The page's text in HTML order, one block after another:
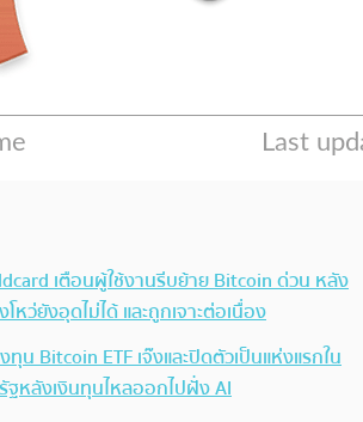
เตือนผู้ใช้งานรีบย้าย Bitcoin ด่วน หลัง
หว่ยังอุดไม่ได้ และถูกเจาะต่อเนื่อง
ทุน Bitcoin ETF เจ๊งและปิดตัวเป็นแห่งแรกใน
ฐหลังเงินทุนไหลออกไปฝั่ง AI